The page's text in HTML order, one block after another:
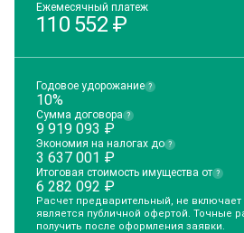
Ежемесячный платеж
110 552₽
Годовое удорожание ?
10%
Сумма договора ?
9 919 093 ₽
Экономия на налогах до ?
3 637 001 ₽
Итоговая стоимость имущества от ?
6 282 092 ₽
Расчет предварительный, не включает
является публичной офертой. Точные
получить после оформления заявки.